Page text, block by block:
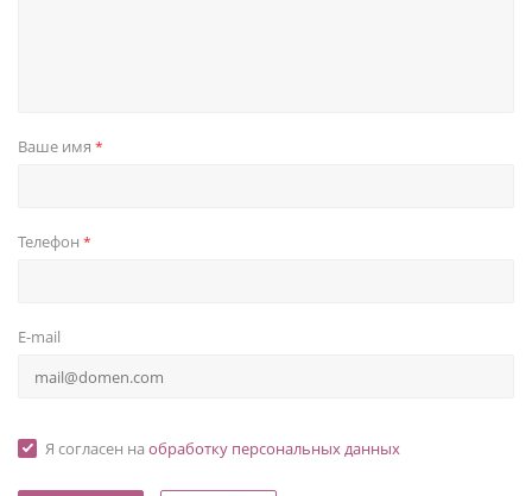
Ваше имя *
Телефон *
E-mail
Я согласен на обработку персональных данных